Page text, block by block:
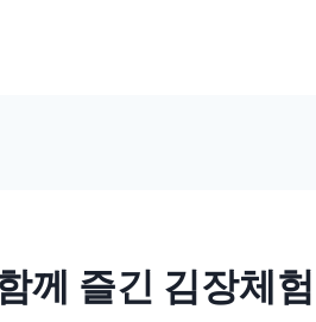
께 즐긴 김장체험